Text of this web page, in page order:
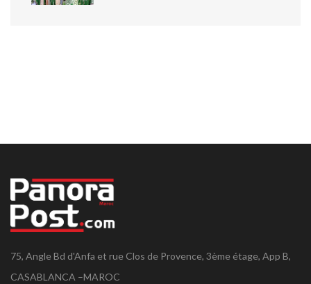
75, Angle Bd d'Anfa et rue Clos de Provence, 3ème étage, App B,
CASABLANCA –MAROC